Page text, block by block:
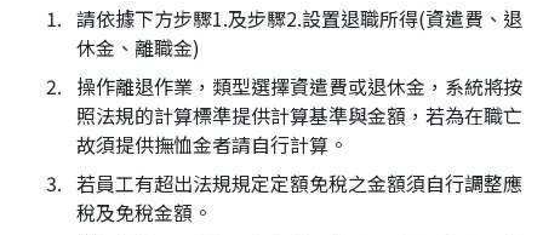
請依據下方步驟1.及步驟2.設置退職所得(資遣費、退
休金、離職金)
操作離退作業，類型選擇資遣費或退休金，系統將按
照法規的計算標準提供計算基準與金額，若為在職亡
故須提供撫恤金者請自行計算。
若員工有超出法規規定定額免稅之金額須自行調整應
稅及免稅金額。